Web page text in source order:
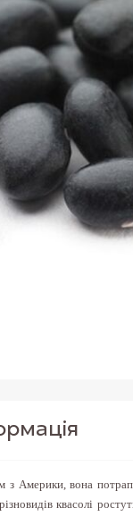
з Америки, вона
квасолі